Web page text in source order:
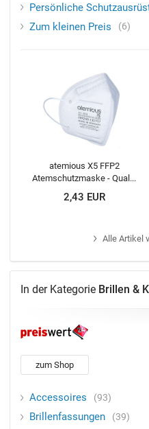
Persönliche
Zum kleinen Preis 6
atemious X5 FFP2
Atemschutzmaske - Qual...
2,43 EUR
Alle Artikel
In der Kategorie Brillen &
zum Shop
Accessoires 93
Brillenfassungen 39